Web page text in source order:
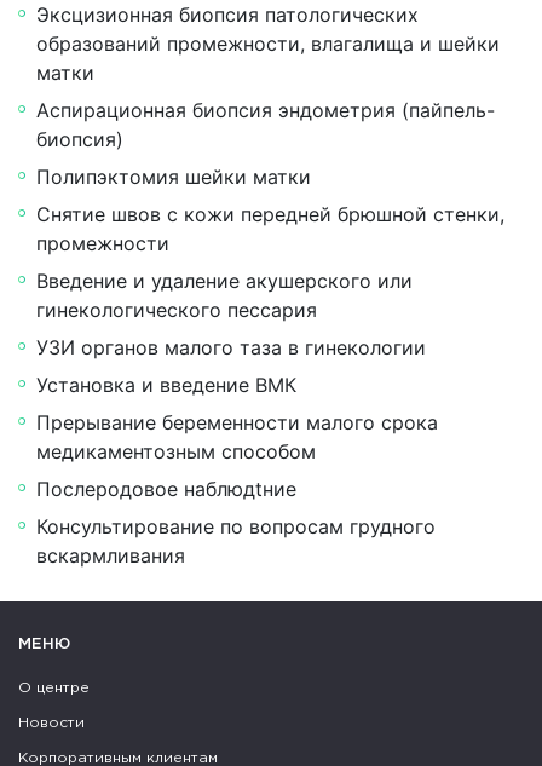
Эксцизионная биопсия патологических
образований промежности, влагалища и шейки
матки
Аспирационная биопсия эндометрия (пайпель-
биопсия)
Полипэктомия шейки матки
Снятие швов с кожи передней брюшной стенки,
промежности
Введение и удаление акушерского или
гинекологического пессария
УЗИ органов малого таза в гинекологии
Установка и введение ВМК
Прерывание беременности малого срока
медикаментозным способом
Послеродовое наблюдtние
Консультирование по вопросам грудного
вскармливания
МЕНЮ
О центре
Новости
Корпоративным клиентам